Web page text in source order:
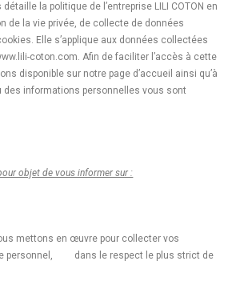
la politique de l’entreprise LILI COTON en
de la vie privée, de collecte de données
Elle s’applique aux données collectées
coton.com. Afin de faciliter l’accès à cette
disponible sur notre page d’accueil ainsi qu’à
des informations personnelles vous sont
objet de vous informer sur :
mettons en œuvre pour collecter vos
personnel, dans le respect le plus strict de